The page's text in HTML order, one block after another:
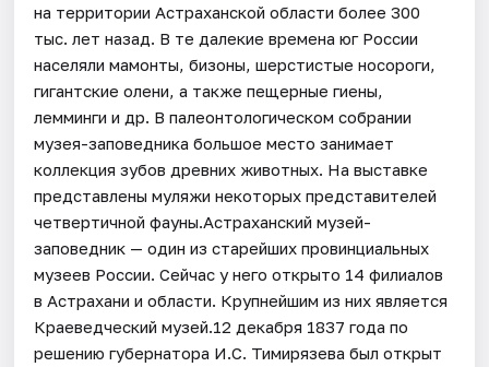
на территории Астраханской области более 300
тыс. лет назад. В те далекие времена юг России
населяли мамонты, бизоны, шерстистые носороги,
гигантские олени, а также пещерные гиены,
лемминги и др. В палеонтологическом собрании
музея-заповедника большое место занимает
коллекция зубов древних животных. На выставке
представлены муляжи некоторых представителей
четвертичной фауны.Астраханский музей-
заповедник — один из старейших провинциальных
музеев России. Сейчас у него открыто 14 филиалов
в Астрахани и области. Крупнейшим из них является
Краеведческий музей.12 декабря 1837 года по
решению губернатора И.С. Тимирязева был открыт